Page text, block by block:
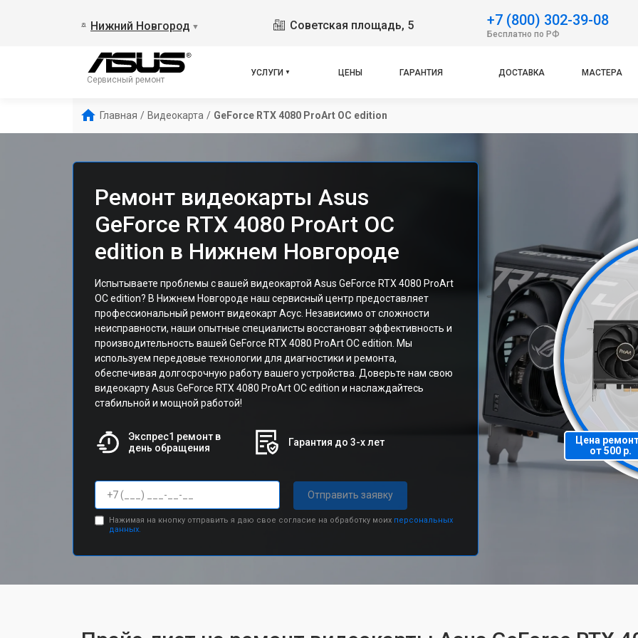
Нижний Новгород ▼ Советская площадь, 5 +7 (800) 302-39-08
Бесплатно по РФ
Сервисный ремонт
УСЛУГИ ЦЕНЫ ГАРАНТИЯ ДОСТАВКА МАСТЕРА
Главная / Видеокарта / GeForce RTX 4080 ProArt OC edition
Ремонт видеокарты Asus
GeForce RTX 4080 ProArt OC
edition в Нижнем Новгороде
Испытываете проблемы с вашей видеокартой Asus GeForce RTX 4080 ProArt
OC edition? В Нижнем Новгороде наш сервисный центр предоставляет
профессиональный ремонт видеокарт Асус. Независимо от сложности
неисправности, наши опытные специалисты восстановят эффективность и
производительность вашей GeForce RTX 4080 ProArt OC edition. Мы
используем передовые технологии для диагностики и ремонта,
обеспечивая долгосрочную работу вашего устройства. Доверьте нам свою
видеокарту Asus GeForce RTX 4080 ProArt OC edition и наслаждайтесь
стабильной и мощной работой!
Экспрес1 ремонт в
день обращения
Гарантия до 3-х лет
Отправить заявку
Нажимая на кнопку отправить я даю свое согласие на обработку моих персональных
данных.
Цена
от 500 р.